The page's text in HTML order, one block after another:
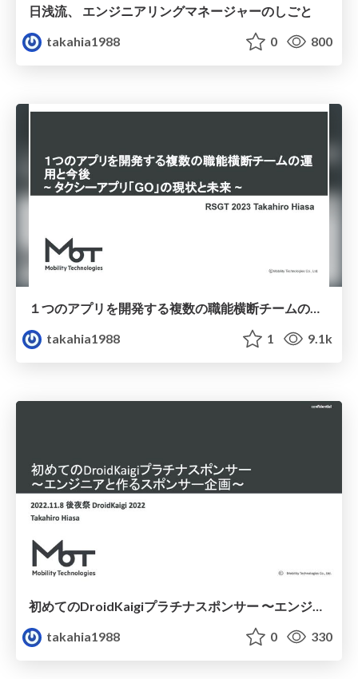
日浅流、 エンジニアリングマネージャーのしごと
takahia1988
0 800
１つのアプリを開発する複数の職能横断チームの運用と今後 ~ タクシーアプリ「GO」の現状と未来 ~
takahia1988
1 9.1k
takahia1988
0 330